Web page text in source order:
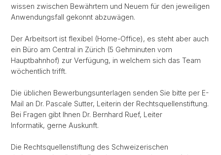
wissen zwischen Bewährtem und Neuem für den jeweiligen
Anwendungsfall gekonnt abzuwägen.
Der Arbeitsort ist flexibel (Home-Office), es steht aber auch
ein Büro am Central in Zürich (5 Gehminuten vom
Hauptbahnhof) zur Verfügung, in welchem sich das Team
wöchentlich trifft.
Die üblichen Bewerbungsunterlagen senden Sie bitte per E-
Mail an Dr. Pascale Sutter, Leiterin der Rechtsquellenstiftung.
Bei Fragen gibt Ihnen Dr. Bernhard Ruef, Leiter
Informatik, gerne Auskunft.
Die Rechtsquellenstiftung des Schweizerischen